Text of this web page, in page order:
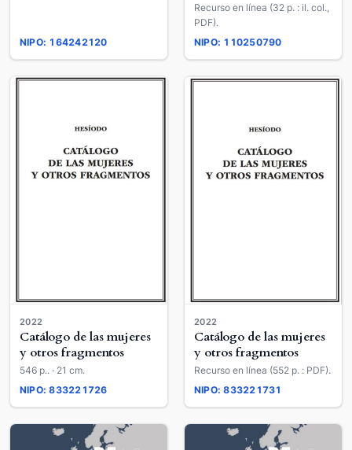
NIPO: 164242120
Recurso en línea (32 p. : il. col.,
PDF).
NIPO: 110250790
2022
Catálogo de las mujeres
y otros fragmentos
546 p.. · 21 cm.
NIPO: 833221726
2022
Catálogo de las mujeres
y otros fragmentos
Recurso en línea (552 p. : PDF).
NIPO: 833221731